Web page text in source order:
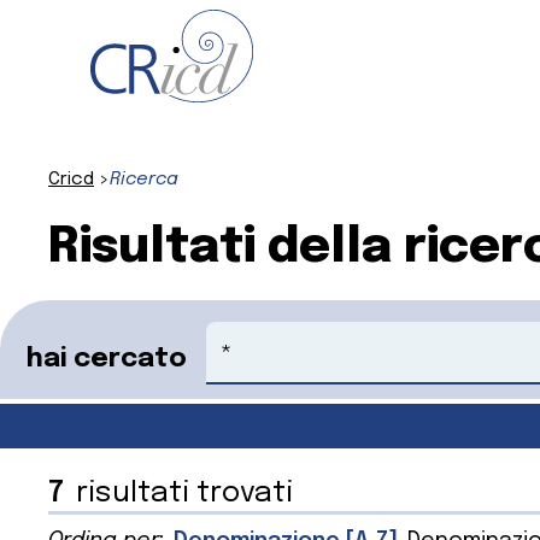
Cricd Ricerca
Risultati della
hai cercato
Cerca
7 risultati trovati